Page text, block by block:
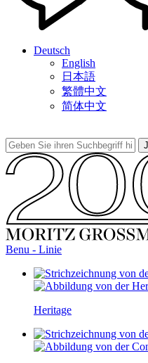
Deutsch
English
日本語
繁體中文
简体中文
Benu - Linie
Heritage